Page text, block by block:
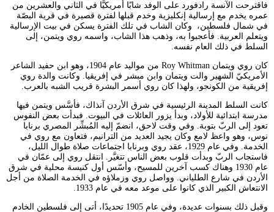
فاقترحت الآنسة رادفورد على الوفد شابًا أمريكيًّا في الثاني والعشرين من
عمره يخدم مع إرسالية إنكليزية وخدم قبلها لفترة قصيرة في قرية البصّة
في شمال فلسطين، وكان الشاب في تلك الفترة يسكن في بيت الإرسالية
ويتعلم العربية. فأعجبوا به، وذهب هذا الشاب، واسمه روي ويتمن، إلى
السلط في ذلك العام نفسه.
كان روي ويتمان Roy Whitman من مواليد عام 1904، وهو ابن حفيد الشاعر
الأمريكيّ الشهير والت ويتمان وابن مبشر في إفريقيا. وكانت والدة روي
إفريقية من الكونجو، ولهذا كان روي أسمر البشرة قريب الشبه بالعرب.
كانت السلط المدينة الرئيسية في شرق الأردن آنذاك، فأسَّس ويتمن فيها
مدرسة ابتدائية للأولاد، وبدأ يزور العائلات في البيوت. فبدأت بعض النفوس
تعود إلى الربّ بتوبة. وفي وقت لاحق، انضمّ إليه المُبشِّر المصري برنابا
نوس، وهو واعظ لامع وكان يجيد العديد من الترانيم، فتعاون مع روي في
الخدمة. وفي عام 1929، عقد روي وبرنابا اجتماعات صلاة طوال الليل،
فاستجاب الربّ وبدأت قلوب بعض الناس تتغيَّر. انتقل روي إلى عمّان في
عام 1930 وهناك كسب آخرين للمسيح، وأسّس أول كنيسة محلية في شرق
الأردن في شارع الطلياني. وواصل روي وزملاؤه في الخدمة الصلاة من أجل
الانتعاش الكبير الذي كانوا على موعد معه في عام 1933.
وقبل ذلك بسنوات عديدة، وفي عام 1905 تحديدًا، أتى إلى فلسطين الخادم